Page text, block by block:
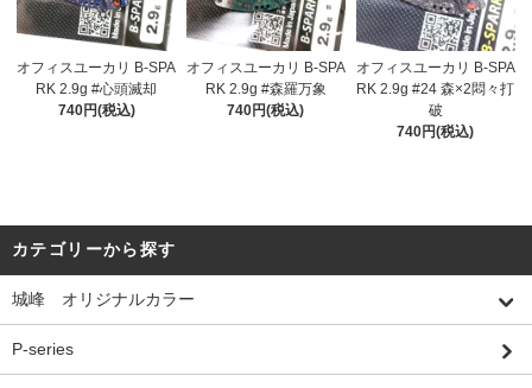
オフィスユーカリ B-SPA
RK 2.9g #心頭滅却
740円(税込)
オフィスユーカリ B-SPA
RK 2.9g #森羅万象
740円(税込)
オフィスユーカリ B-SPA
RK 2.9g #24 森×2悶々打
破
740円(税込)
カテゴリーから探す
城峰 オリジナルカラー
P-series